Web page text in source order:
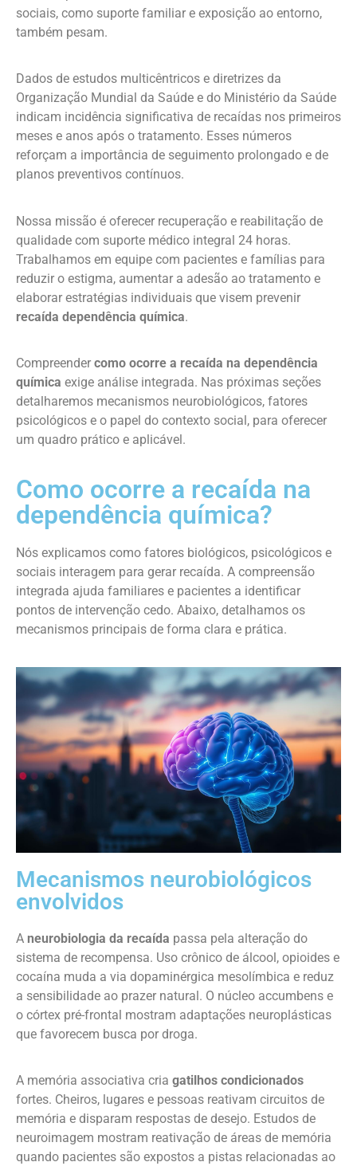
sociais, como suporte familiar e exposição ao entorno,
também pesam.
Dados de estudos multicêntricos e diretrizes da
Organização Mundial da Saúde e do Ministério da Saúde
indicam incidência significativa de recaídas nos primeiros
meses e anos após o tratamento. Esses números
reforçam a importância de seguimento prolongado e de
planos preventivos contínuos.
Nossa missão é oferecer recuperação e reabilitação de
qualidade com suporte médico integral 24 horas.
Trabalhamos em equipe com pacientes e famílias para
reduzir o estigma, aumentar a adesão ao tratamento e
elaborar estratégias individuais que visem prevenir
recaída dependência química.
Compreender como ocorre a recaída na dependência
química exige análise integrada. Nas próximas seções
detalharemos mecanismos neurobiológicos, fatores
psicológicos e o papel do contexto social, para oferecer
um quadro prático e aplicável.
Como ocorre a recaída na
dependência química?
Nós explicamos como fatores biológicos, psicológicos e
sociais interagem para gerar recaída. A compreensão
integrada ajuda familiares e pacientes a identificar
pontos de intervenção cedo. Abaixo, detalhamos os
mecanismos principais de forma clara e prática.
Mecanismos neurobiológicos
envolvidos
A neurobiologia da recaída passa pela alteração do
sistema de recompensa. Uso crônico de álcool, opioides e
cocaína muda a via dopaminérgica mesolímbica e reduz
a sensibilidade ao prazer natural. O núcleo accumbens e
o córtex pré-frontal mostram adaptações neuroplásticas
que favorecem busca por droga.
A memória associativa cria gatilhos condicionados
fortes. Cheiros, lugares e pessoas reativam circuitos de
memória e disparam respostas de desejo. Estudos de
neuroimagem mostram reativação de áreas de memória
quando pacientes são expostos a pistas relacionadas ao